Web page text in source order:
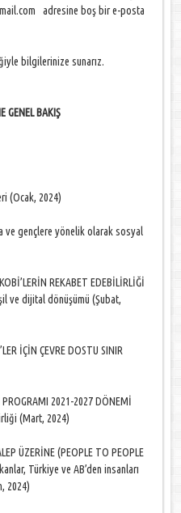
adresine boş bir e-posta
bilgilerinize sunarız.
GENEL BAKIŞ
(Ocak, 2024)
ve gençlere yönelik olarak sosyal
REKABET EDEBİLİRLİĞİ
ve dijital dönüşümü (Şubat,
İÇİN ÇEVRE DOSTU SINIR
2021-2027 DÖNEMİ
(Mart, 2024)
ÜZERİNE (PEOPLE TO PEOPLE
Türkiye ve AB’den insanları
2024)